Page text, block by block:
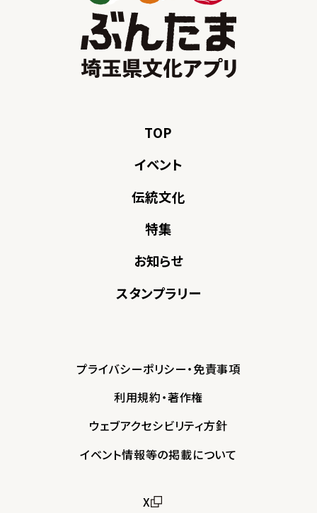
TOP
イベント
伝統文化
特集
お知らせ
スタンプラリー
プライバシーポリシー・免責事項
利用規約・著作権
ウェブアクセシビリティ方針
イベント情報等の掲載について
X